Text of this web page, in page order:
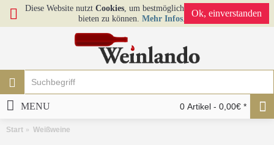
Diese Website nutzt Cookies, um bestmögliche Funktionalität
bieten zu können. Mehr Infos.
Ok, einverstanden
0 Artikel - 0,00€ *
MENU
Start Weißweine